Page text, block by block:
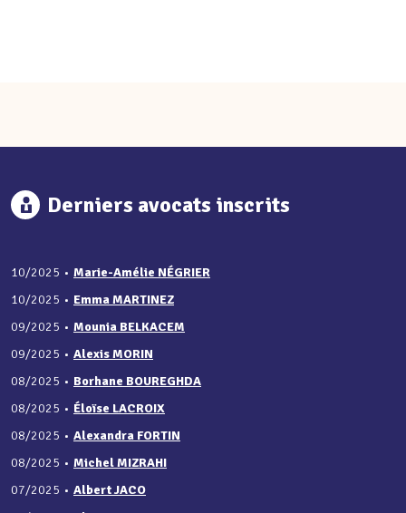
Derniers avocats inscrits
10/2025 • Marie-Amélie NÉGRIER
10/2025 • Emma MARTINEZ
09/2025 • Mounia BELKACEM
09/2025 • Alexis MORIN
08/2025 • Borhane BOUREGHDA
08/2025 • Éloïse LACROIX
08/2025 • Alexandra FORTIN
08/2025 • Michel MIZRAHI
07/2025 • Albert JACO